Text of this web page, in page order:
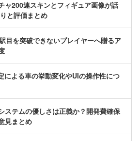
ャ200連スキンとフィギュア画像が話
と評価まとめ
目を突破できないプレイヤーへ贈るア
による車の挙動変化やUIの操作性につ
ステムの優しさは正義か？開発費確保
見まとめ